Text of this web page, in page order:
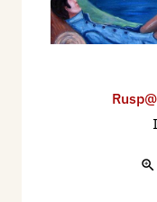
Castelnovo Di
2004 - Centro
2006 - Chiesa